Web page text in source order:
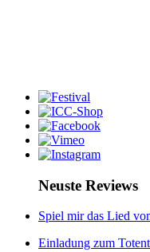
Neuste Reviews
Spiel mir das Lied
Einladung zum